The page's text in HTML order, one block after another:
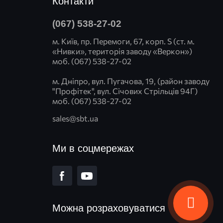
(067) 538-27-02
м. Київ, пр. Перемоги, 67, корп. S (ст. м.
«Нивки», територія заводу «Веркон»)
моб. (067) 538-27-02
м. Дніпро, вул. Пугачова, 19, (район заводу
"Профітек", вул. Січових Стрільців 94Г)
моб. (067) 538-27-02
sales@sbt.ua
Ми в соцмережах
Можна розраховуватися